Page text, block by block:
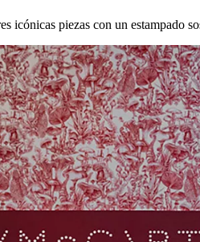
piezas con un estampado